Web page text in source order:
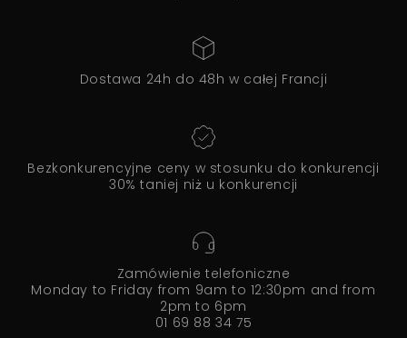
Dostawa 24h do 48h w całej Francji
Bezkonkurencyjne ceny w stosunku do konkurencji
30% taniej niż u konkurencji
Zamówienie telefoniczne
Monday to Friday from 9am to 12:30pm and from
2pm to 6pm
01 69 88 34 75